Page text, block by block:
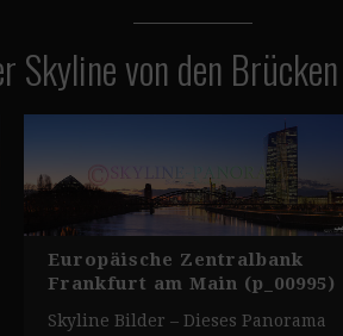
von den Brücken
Europäische Zentralbank
Frankfurt am Main (p_00995)
Skyline Bilder – Dieses Panorama